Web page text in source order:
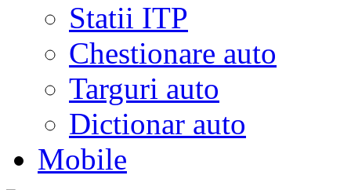
Statii ITP
Chestionare auto
Targuri auto
Dictionar auto
Mobile